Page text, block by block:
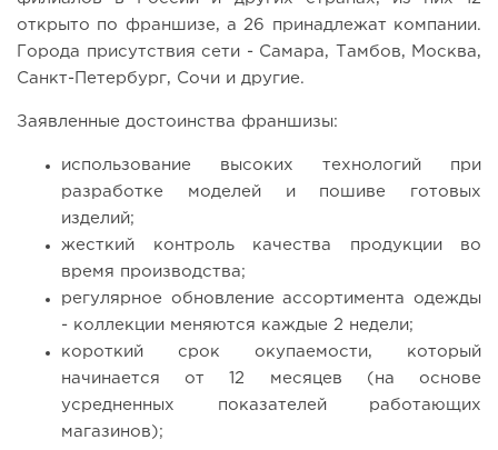
открыто по франшизе, а 26 принадлежат компании.
Города присутствия сети - Самара, Тамбов, Москва,
Санкт-Петербург, Сочи и другие.
Заявленные достоинства франшизы:
использование высоких технологий при
разработке моделей и пошиве готовых
изделий;
жесткий контроль качества продукции во
время производства;
регулярное обновление ассортимента одежды
- коллекции меняются каждые 2 недели;
короткий срок окупаемости, который
начинается от 12 месяцев (на основе
усредненных показателей работающих
магазинов);